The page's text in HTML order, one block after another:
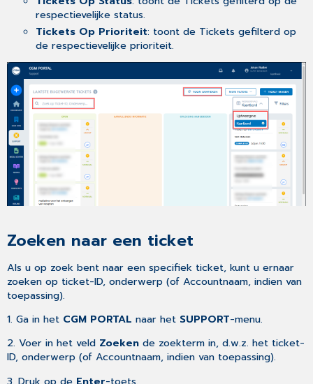
als
standaard
markeren
Een
filter
verwijderen
Ticketdetails
weergeven
Gerelateerde
artikelen
respectievelijke status.
Tickets Op Prioriteit: toont de Tickets gefilterd op
de respectievelijke prioriteit.
Zoeken naar een ticket
Als u op zoek bent naar een specifiek ticket, kunt u ernaar
zoeken op ticket-ID, onderwerp (of Accountnaam, indien van
toepassing).
1. Ga in het CGM PORTAL naar het SUPPORT-menu.
2. Voer in het veld Zoeken de zoekterm in, d.w.z. het ticket-
ID, onderwerp (of Accountnaam, indien van toepassing).